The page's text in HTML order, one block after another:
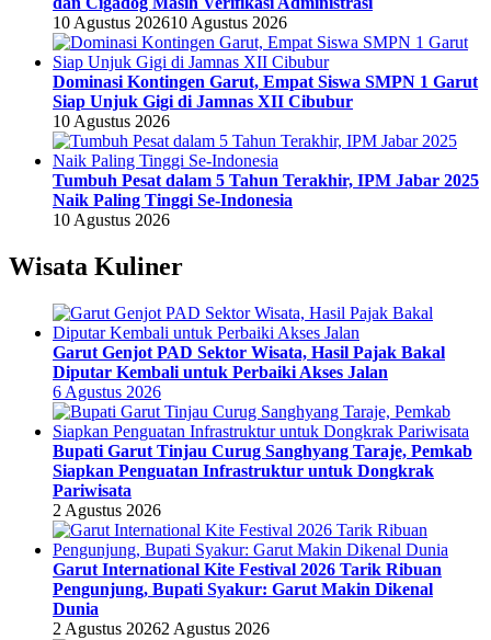
10 Agustus 202610 Agustus 2026
Dominasi Kontingen Garut, Empat Siswa SMPN 1 Garut
Siap Unjuk Gigi di Jamnas XII Cibubur
10 Agustus 2026
Tumbuh Pesat dalam 5 Tahun Terakhir, IPM Jabar 2025
Naik Paling Tinggi Se-Indonesia
10 Agustus 2026
Wisata Kuliner
Garut Genjot PAD Sektor Wisata, Hasil Pajak Bakal
Diputar Kembali untuk Perbaiki Akses Jalan
6 Agustus 2026
Bupati Garut Tinjau Curug Sanghyang Taraje, Pemkab
Siapkan Penguatan Infrastruktur untuk Dongkrak
Pariwisata
2 Agustus 2026
Garut International Kite Festival 2026 Tarik Ribuan
Pengunjung, Bupati Syakur: Garut Makin Dikenal
Dunia
2 Agustus 20262 Agustus 2026